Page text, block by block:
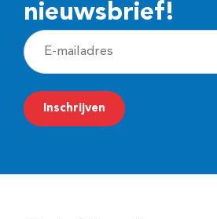
nieuwsbrief!
E
-
m
a
Inschrijven